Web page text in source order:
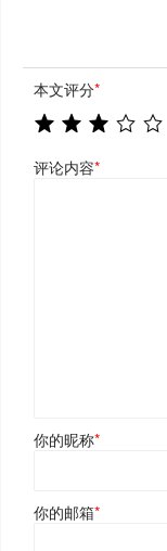
本文评分*
评论内容*
你的昵称*
你的邮箱*